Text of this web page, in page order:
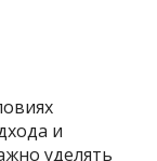
и
уделять